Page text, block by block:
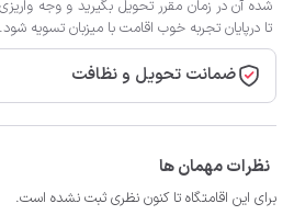
شده آن در زمان مقرر تحویل بگیرید و وجه
تا درپایان تجربه خوب اقامت با میزبان تسویه شود.
ضمانت تحویل و نظافت
نظرات مهمان ها
برای این اقامتگاه تا کنون نظری ثبت نشده است.